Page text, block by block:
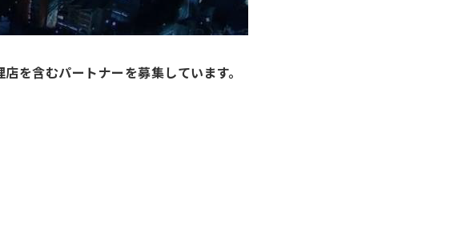
を含むパートナーを募集しています。